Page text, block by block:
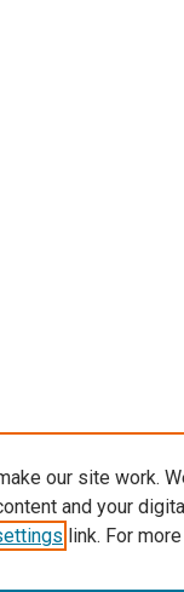
our site work.
and your
link. For